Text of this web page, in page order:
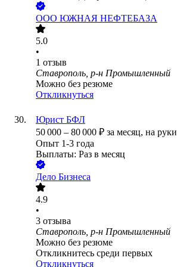
ООО ЮЖНАЯ НЕФТЕБАЗА
5.0
•
1 отзыв
Ставрополь, р-н Промышленный
Можно без резюме
Откликнуться
Юрист БФЛ
50 000 – 80 000 ₽ за месяц, на руки
Опыт 1-3 года
Выплаты: Раз в месяц
Дело Бизнеса
4.9
•
3 отзыва
Ставрополь, р-н Промышленный
Можно без резюме
Откликнитесь среди первых
Откликнуться